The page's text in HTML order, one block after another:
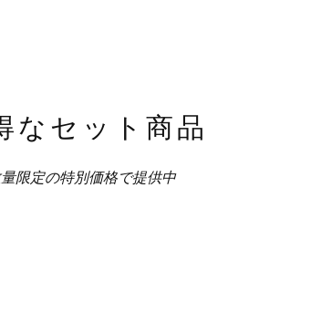
なセット商品
限定の特別価格で提供中